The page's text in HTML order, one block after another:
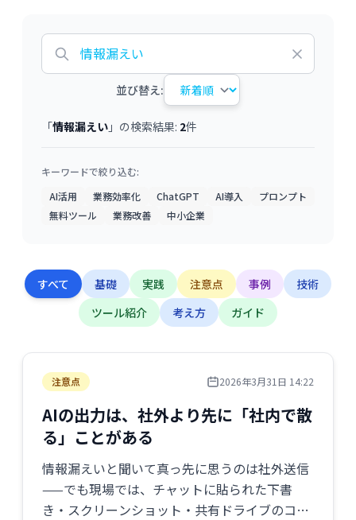
並び替え:
「情報漏えい 」の検索結果: 2件
キーワードで絞り込む:
AI活用
業務効率化 ChatGPT AI導入
プロンプト
無料ツール
業務改善 中小企業
すべて 基礎 実践 注意点 事例
技術
ツール紹介
考え方 ガイド
注意点 2026年3月31日 14:22
AIの出力は、社外より先に「社内で散
る」ことがある
情報漏えいと聞いて真っ先に思うのは社外送信
——でも現場では、チャットに貼られた下書
き・スクリーンショット・共有ドライブのコピ